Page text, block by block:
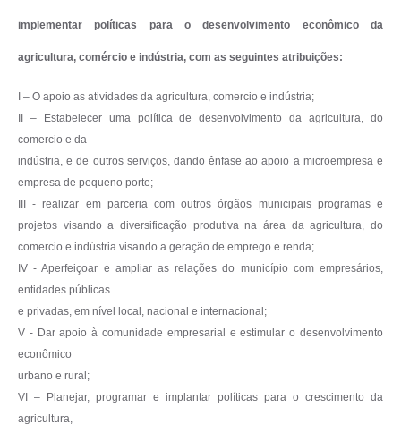
implementar políticas para o desenvolvimento econômico da
agricultura, comércio e indústria, com as seguintes atribuições:
I – O apoio as atividades da agricultura, comercio e indústria;
II – Estabelecer uma política de desenvolvimento da agricultura, do
comercio e da
indústria, e de outros serviços, dando ênfase ao apoio a microempresa e
empresa de pequeno porte;
III - realizar em parceria com outros órgãos municipais programas e
projetos visando a diversificação produtiva na área da agricultura, do
comercio e indústria visando a geração de emprego e renda;
IV - Aperfeiçoar e ampliar as relações do município com empresários,
entidades públicas
e privadas, em nível local, nacional e internacional;
V - Dar apoio à comunidade empresarial e estimular o desenvolvimento
econômico
urbano e rural;
VI – Planejar, programar e implantar políticas para o crescimento da
agricultura,